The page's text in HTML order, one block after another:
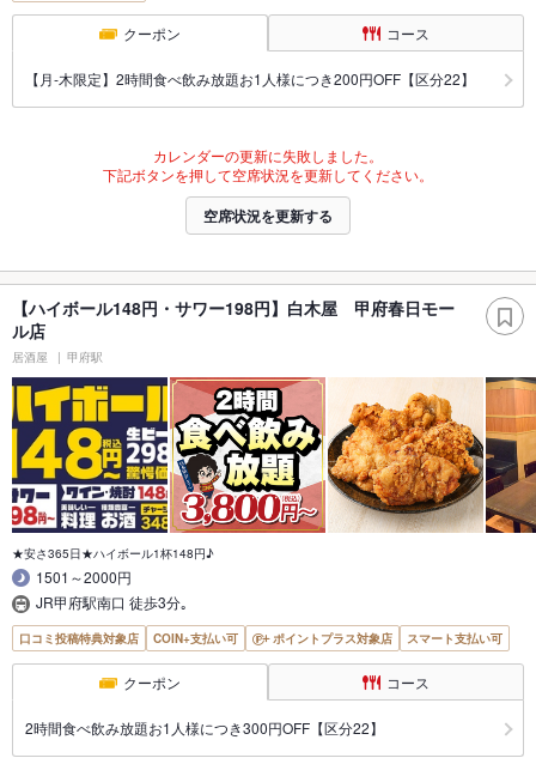
クーポン コース
【月‐木限定】2時間食べ飲み放題お1人様につき200円OFF【区分22】
カレンダーの更新に失敗しました。
下記ボタンを押して空席状況を更新してください。
空席状況を更新する
【ハイボール148円・サワー198円】白木屋 甲府春日モー
ル店
居酒屋 甲府駅
★安さ365日★ハイボール1杯148円♪
1501～2000円
JR甲府駅南口 徒歩3分｡
口コミ投稿特典対象店 COIN+支払い可 ポイントプラス対象店 スマート支払い可
クーポン コース
2時間食べ飲み放題お1人様につき300円OFF【区分22】